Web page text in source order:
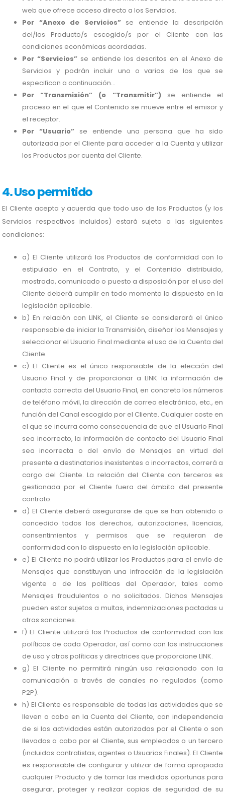
web que ofrece acceso directo a los Servicios.
Por “Anexo de Servicios”se entiende la descripción
del/los Producto/s escogido/s por el Cliente con las
condiciones económicas acordadas.
Por “Servicios”se entiende los descritos en el Anexo de
Servicios y podrán incluir uno o varios de los que se
especifican a continuación...
Por “Transmisión” (o “Transmitir”)se entiende el
proceso en el que el Contenido se mueve entre el emisor y
el receptor.
Por “Usuario”se entiende una persona que ha sido
autorizada por el Cliente para acceder a la Cuenta y utilizar
los Productos por cuenta del Cliente.
4. Uso permitido
El Cliente acepta y acuerda que todo uso de los Productos (y los
Servicios respectivos incluidos) estará sujeto a las siguientes
condiciones:
a) El Cliente utilizará los Productos de conformidad con lo
estipulado en el Contrato, y el Contenido distribuido,
mostrado, comunicado o puesto a disposición por el uso del
Cliente deberá cumplir en todo momento lo dispuesto en la
legislación aplicable.
b) En relación con LINK, el Cliente se considerará el único
responsable de iniciar la Transmisión, diseñar los Mensajes y
seleccionar el Usuario Final mediante el uso de la Cuenta del
Cliente.
c) El Cliente es el único responsable de la elección del
Usuario Final y de proporcionar a LINK la información de
contacto correcta del Usuario Final, en concreto los números
de teléfono móvil, la dirección de correo electrónico, etc., en
función del Canal escogido por el Cliente. Cualquier coste en
el que se incurra como consecuencia de que el Usuario Final
sea incorrecto, la información de contacto del Usuario Final
sea incorrecta o del envío de Mensajes en virtud del
presente a destinatarios inexistentes o incorrectos, correrá a
cargo del Cliente. La relación del Cliente con terceros es
gestionada por el Cliente fuera del ámbito del presente
contrato.
d) El Cliente deberá asegurarse de que se han obtenido o
concedido todos los derechos, autorizaciones, licencias,
consentimientos y permisos que se requieran de
conformidad con lo dispuesto en la legislación aplicable.
e) El Cliente no podrá utilizar los Productos para el envío de
Mensajes que constituyan una infracción de la legislación
vigente o de las políticas del Operador, tales como
Mensajes fraudulentos o no solicitados. Dichos Mensajes
pueden estar sujetos a multas, indemnizaciones pactadas u
otras sanciones.
f) El Cliente utilizará los Productos de conformidad con las
políticas de cada Operador, así como con las instrucciones
de uso y otras políticas y directrices que proporcione LINK.
g) El Cliente no permitirá ningún uso relacionado con la
comunicación a través de canales no regulados (como
P2P).
h) El Cliente es responsable de todas las actividades que se
lleven a cabo en la Cuenta del Cliente, con independencia
de si las actividades están autorizadas por el Cliente o son
llevadas a cabo por el Cliente, sus empleados o un tercero
(incluidos contratistas, agentes o Usuarios Finales). El Cliente
es responsable de configurar y utilizar de forma apropiada
cualquier Producto y de tomar las medidas oportunas para
asegurar, proteger y realizar copias de seguridad de su